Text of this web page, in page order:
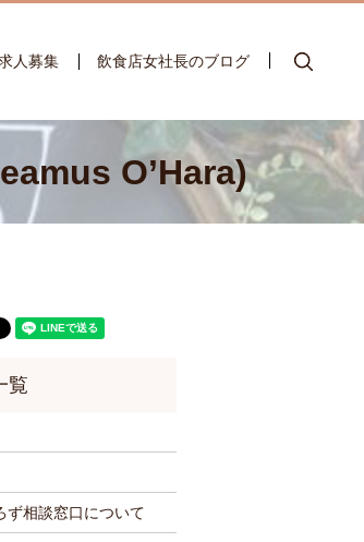
人募集 飲食店女社長のブログ
O’Hara)
ず相談窓口について